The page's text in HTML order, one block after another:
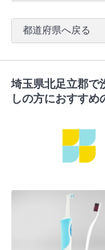
都道府県へ戻る
埼玉県北足立郡で
しの方におすすめ